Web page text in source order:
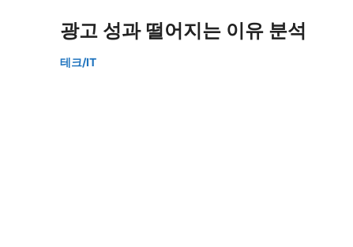
광고 성과 떨어지는 이유 분석
테크/IT